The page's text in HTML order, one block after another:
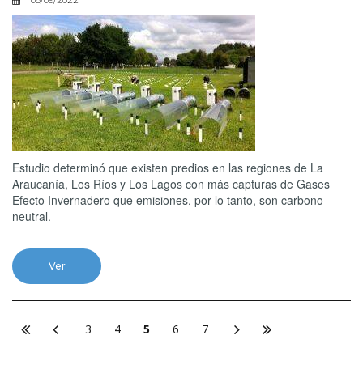
Estudio determinó que existen predios en las regiones de La
Araucanía, Los Ríos y Los Lagos con más capturas de Gases
Efecto Invernadero que emisiones, por lo tanto, son carbono
neutral.
Ver
3 4 5 6 7